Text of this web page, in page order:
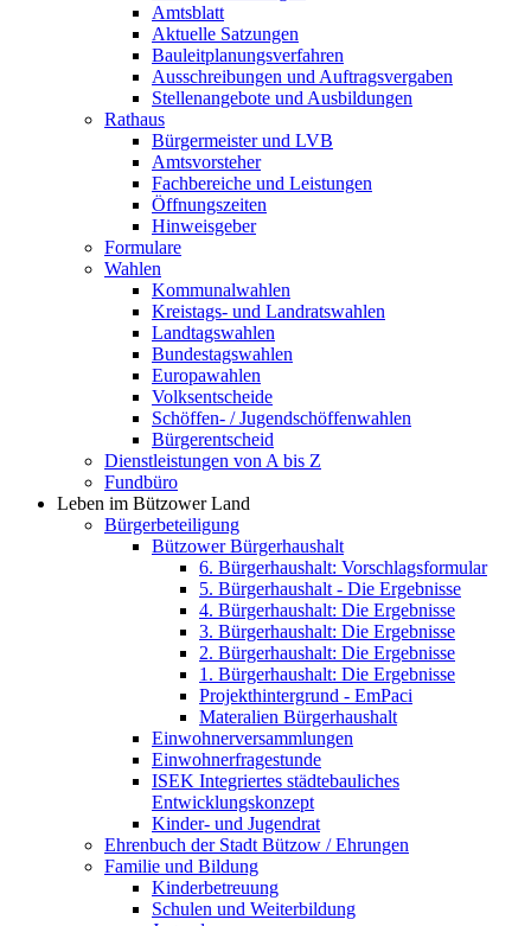
Amtsblatt
Aktuelle Satzungen
Bauleitplanungsverfahren
Ausschreibungen und Auftragsvergaben
Stellenangebote und Ausbildungen
Rathaus
Bürgermeister und LVB
Amtsvorsteher
Fachbereiche und Leistungen
Öffnungszeiten
Hinweisgeber
Formulare
Wahlen
Kommunalwahlen
Kreistags- und Landratswahlen
Landtagswahlen
Bundestagswahlen
Europawahlen
Volksentscheide
Schöffen- / Jugendschöffenwahlen
Bürgerentscheid
Dienstleistungen von A bis Z
Fundbüro
Leben im Bützower Land
Bürgerbeteiligung
Bützower Bürgerhaushalt
6. Bürgerhaushalt: Vorschlagsformular
5. Bürgerhaushalt - Die Ergebnisse
4. Bürgerhaushalt: Die Ergebnisse
3. Bürgerhaushalt: Die Ergebnisse
2. Bürgerhaushalt: Die Ergebnisse
1. Bürgerhaushalt: Die Ergebnisse
Projekthintergrund - EmPaci
Materalien Bürgerhaushalt
Einwohnerversammlungen
Einwohnerfragestunde
ISEK Integriertes städtebauliches
Entwicklungskonzept
Kinder- und Jugendrat
Ehrenbuch der Stadt Bützow / Ehrungen
Familie und Bildung
Kinderbetreuung
Schulen und Weiterbildung